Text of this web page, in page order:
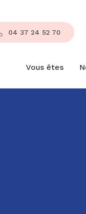
04 37 24 52 70
Vous êtes